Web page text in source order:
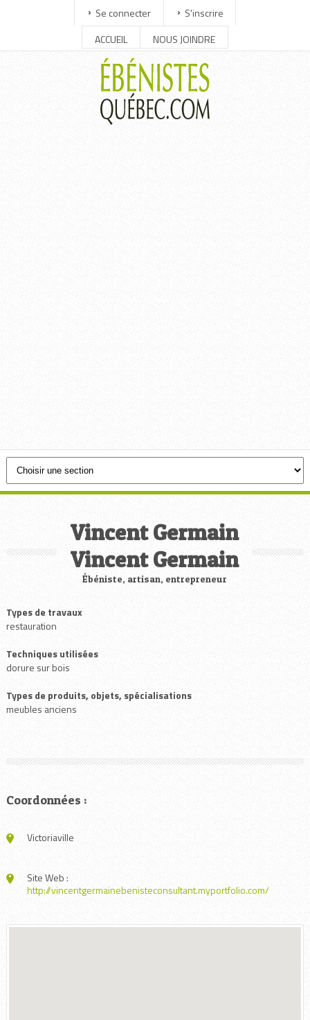
Se connecter
S'inscrire
ACCUEIL
NOUS JOINDRE
Vincent Germain
Vincent Germain
Ébéniste, artisan, entrepreneur
Types de travaux
restauration
Techniques utilisées
dorure sur bois
Types de produits, objets, spécialisations
meubles anciens
Coordonnées :
Victoriaville
Site Web :
http://vincentgermainebenisteconsultant.myportfolio.com/